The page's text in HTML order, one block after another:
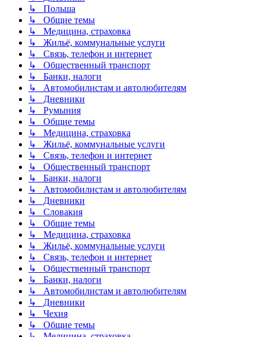
↳ Польша
↳ Общие темы
↳ Медицина, страховка
↳ Жильё, коммунальные услуги
↳ Связь, телефон и интернет
↳ Общественный транспорт
↳ Банки, налоги
↳ Автомобилистам и автолюбителям
↳ Дневники
↳ Румыния
↳ Общие темы
↳ Медицина, страховка
↳ Жильё, коммунальные услуги
↳ Связь, телефон и интернет
↳ Общественный транспорт
↳ Банки, налоги
↳ Автомобилистам и автолюбителям
↳ Дневники
↳ Словакия
↳ Общие темы
↳ Медицина, страховка
↳ Жильё, коммунальные услуги
↳ Связь, телефон и интернет
↳ Общественный транспорт
↳ Банки, налоги
↳ Автомобилистам и автолюбителям
↳ Дневники
↳ Чехия
↳ Общие темы